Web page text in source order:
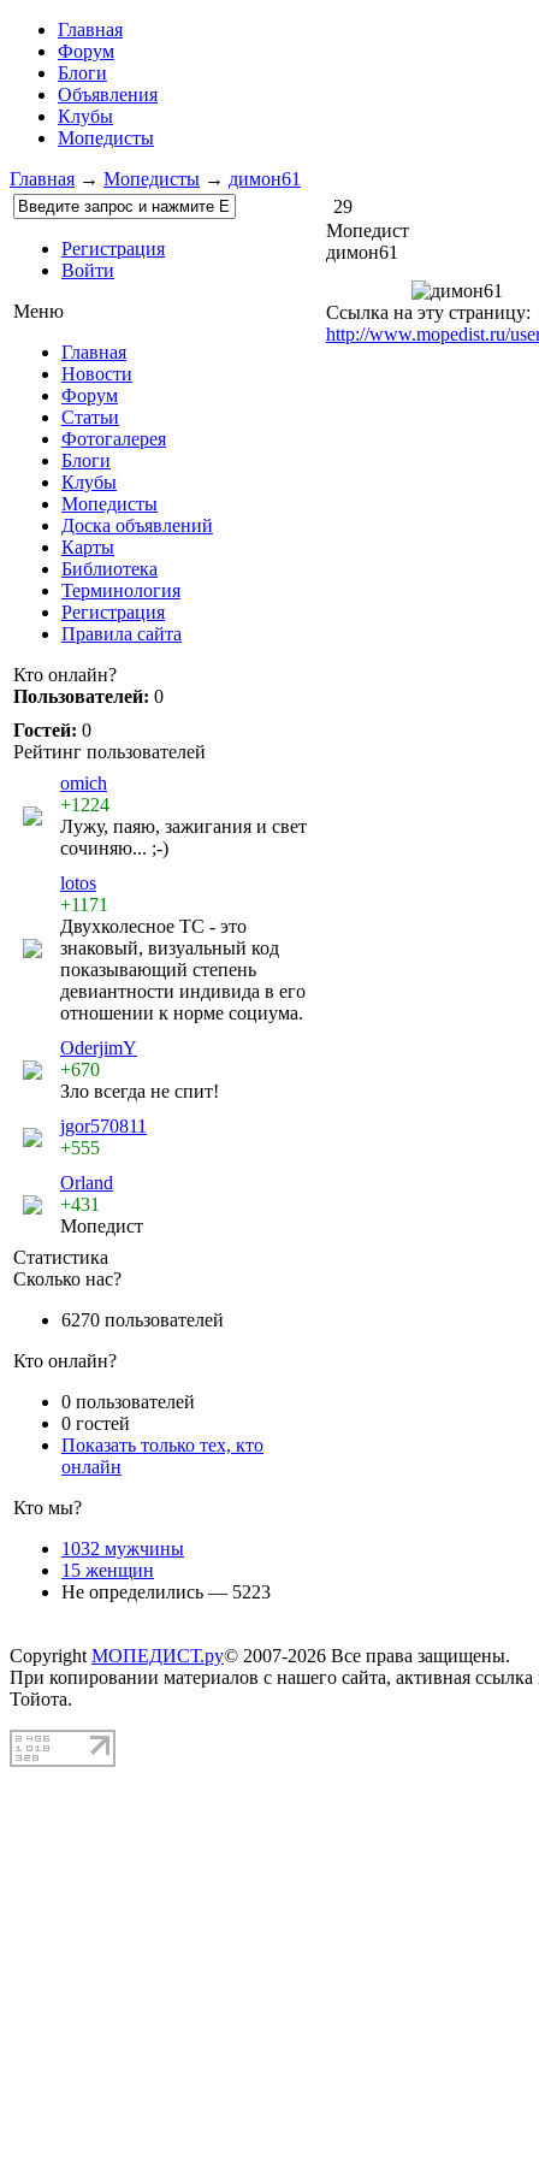
Главная
Форум
Блоги
Объявления
Клубы
Мопедисты
Главная → Мопедисты → димон61
Регистрация
Войти
Меню
Главная
Новости
Форум
Статьи
Фотогалерея
Блоги
Клубы
Мопедисты
Доска объявлений
Карты
Библиотека
Терминология
Регистрация
Правила сайта
Кто онлайн?
Пользователей: 0
Гостей: 0
Рейтинг пользователей
omich
+1224
Лужу, паяю, зажигания и свет
сочиняю... ;-)
lotos
+1171
Двухколесное ТС - это
знаковый, визуальный код
показывающий степень
девиантности индивида в его
отношении к норме социума.
OderjimY
+670
Зло всегда не спит!
jgor570811
+555
Orland
+431
Мопедист
Статистика
Сколько нас?
6270 пользователей
Кто онлайн?
0 пользователей
0 гостей
Показать только тех, кто
онлайн
Кто мы?
1032 мужчины
15 женщин
Не определились — 5223
29
Мопедист
димон61
Ссылка на эту страницу:
http://www.mopedist.ru/
Copyright МОПЕДИСТ.ру© 2007-2026 Все права защищены.
При копировании материалов с нашего сайта, активная
Тойота.